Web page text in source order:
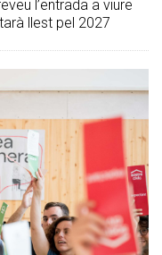
l’entrada a viure
llest pel 2027